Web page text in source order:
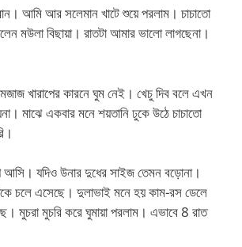
আমি আর সলেমান খাটে শুয়ে পরলাম। চাচাতো
মউলা বিছায়া। রাতটা আমার ভালো লাগছেনা।
খারাপের কারনে ঘুম নেই। খেচু দিব বলে এখন
মাঝে একবার মনে শয়তানি ঢুকে উঠে চাচাতো
আসি। যদিও উনার দুধের সাইজ তেমন বড়োনা।
চলে এসেছে। দুলাভাই মনে হয় কাম-রস ডেলে
মুচরা মুচরি করে ঘুমায়া পরলাম। এভাবে 8 রাত